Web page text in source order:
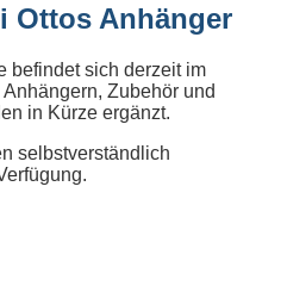
Ottos Anhänger
befindet sich derzeit im
Zubehör und
in Kürze ergänzt.
selbstverständlich